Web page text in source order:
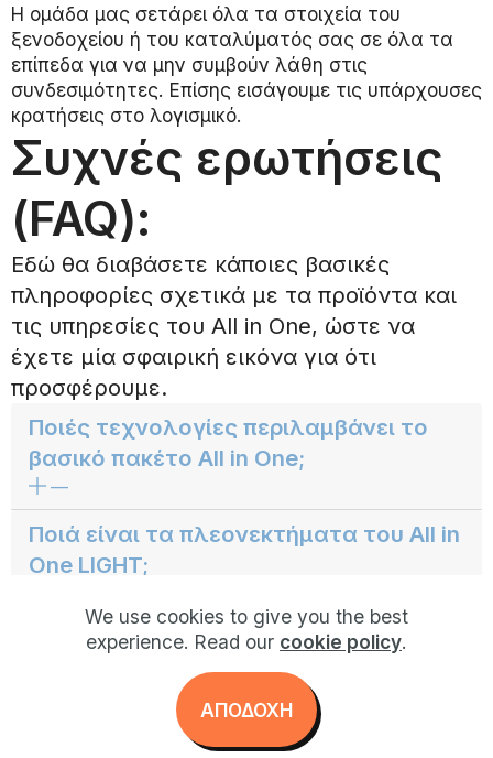
Η ομάδα μας σετάρει όλα τα στοιχεία του
ξενοδοχείου ή του καταλύματός σας σε όλα τα
επίπεδα για να μην συμβούν λάθη στις
συνδεσιμότητες. Επίσης εισάγουμε τις υπάρχουσες
κρατήσεις στο λογισμικό.
Συχνές ερωτήσεις
(FAQ):
Εδώ θα διαβάσετε κάποιες βασικές
πληροφορίες σχετικά με τα προϊόντα και
τις υπηρεσίες του All in One, ώστε να
έχετε μία σφαιρική εικόνα για ότι
προσφέρουμε.
Ποιές τεχνολογίες περιλαμβάνει το
βασικό πακέτο All in One;
—
Ποιά είναι τα πλεονεκτήματα του All in
One LIGHT;
Πώς γίνεται η παραγγελία του All in
Πόσο διαρκεί η εγκατάσταση στο All in
We use cookies to give you the best
experience. Read our cookie policy.
AΠΟΔΟΧΗ